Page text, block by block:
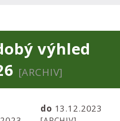
výhled
[ARCHIV]
do 13.12.2023